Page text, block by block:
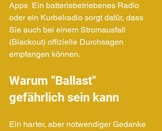
Apps  Ein batteriebetriebenes Radio
oder ein Kurbelradio sorgt dafür, dass
Sie auch bei einem Stromausfall
(Blackout) offizielle Durchsagen
empfangen können.
Warum "Ballast"
gefährlich sein kann
Ein harter, aber notwendiger Gedanke